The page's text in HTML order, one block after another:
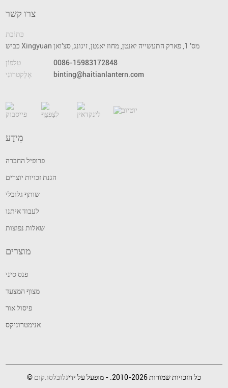
צרו קשר
כְּתוֹבֶת
כביש Xingyuan מס' 1, פארק התעשייה יאנטן, מחוז יאנטן, זיגונג, סצ'ואן
טֵלֵפוֹן
0086-15983172848
אֶלֶקטרוֹנִי
binting@haitianlantern.com
מֵידָע
פרופיל החברה
הגנת זכויות יוצרים
שותף גלובלי
לעבוד איתנו
שאלות נפוצות
מוצרים
פנס סיני
מצוף המצעד
פיסול אור
אנימטרוניקס
© כל הזכויות שמורות 2010-2026. - מופעל על ידי גלובלסו.קום